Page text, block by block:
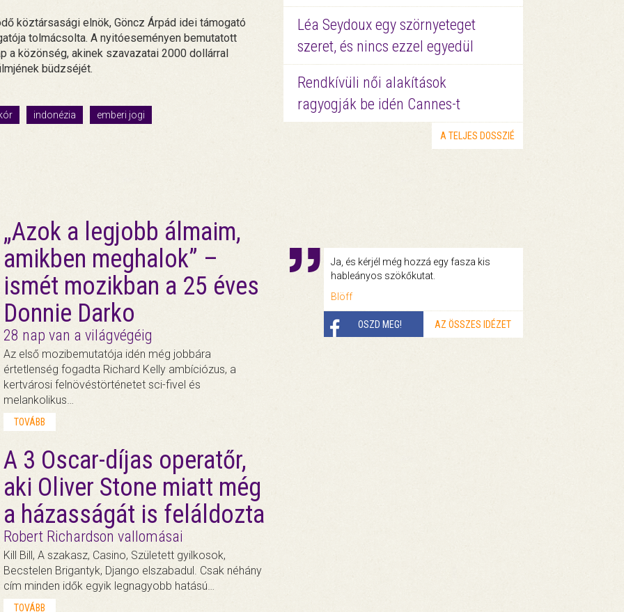
köztársasági elnök, Göncz Árpád idei támogató
tolmácsolta. A nyitóeseményen bemutatott
közönség, akinek szavazatai 2000 dollárral
büdzséjét.
indonézia emberi jogi
„Azok a legjobb álmaim,
amikben meghalok” –
ismét mozikban a 25 éves
Donnie Darko
28 nap van a világvégéig
Az első mozibemutatója idén még jobbára
értetlenség fogadta Richard Kelly ambíciózus, a
kertvárosi felnövéstörténetet sci-fivel és
melankolikus…
TOVÁBB
A 3 Oscar-díjas operatőr,
aki Oliver Stone miatt még
a házasságát is feláldozta
Robert Richardson vallomásai
Kill Bill, A szakasz, Casino, Született gyilkosok,
Becstelen Brigantyk, Django elszabadul. Csak néhány
cím minden idők egyik legnagyobb hatású…
TOVÁBB
Léa Seydoux egy szörnyeteget
szeret, és nincs ezzel egyedül
Rendkívüli női alakítások
ragyogják be idén Cannes-t
A TELJES DOSSZIÉ
Ja, és kérjél még hozzá egy fasza kis
hableányos szökőkutat.
Blöff
OSZD MEG! AZ ÖSSZES IDÉZET